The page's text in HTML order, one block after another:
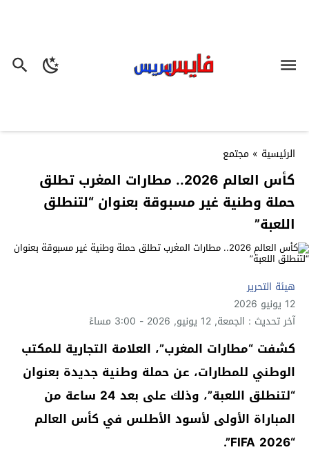
الرئيسية » مجتمع
كأس العالم 2026.. مطارات المغرب تطلق
حملة وطنية غير مسبوقة بعنوان “لتنطلق
اللعبة”
هيئة التحرير
12 يونيو 2026
آخر تحديث : الجمعة, 12 يونيو, 2026 - 3:00 مساءً
كشفت “مطارات المغرب”، العلامة التجارية للمكتب
الوطني للمطارات، عن حملة وطنية جديدة بعنوان
“لتنطلق اللعبة”، وذلك على بعد 24 ساعة من
المباراة الأولى لأسود الأطلس في كأس العالم
“FIFA 2026”.